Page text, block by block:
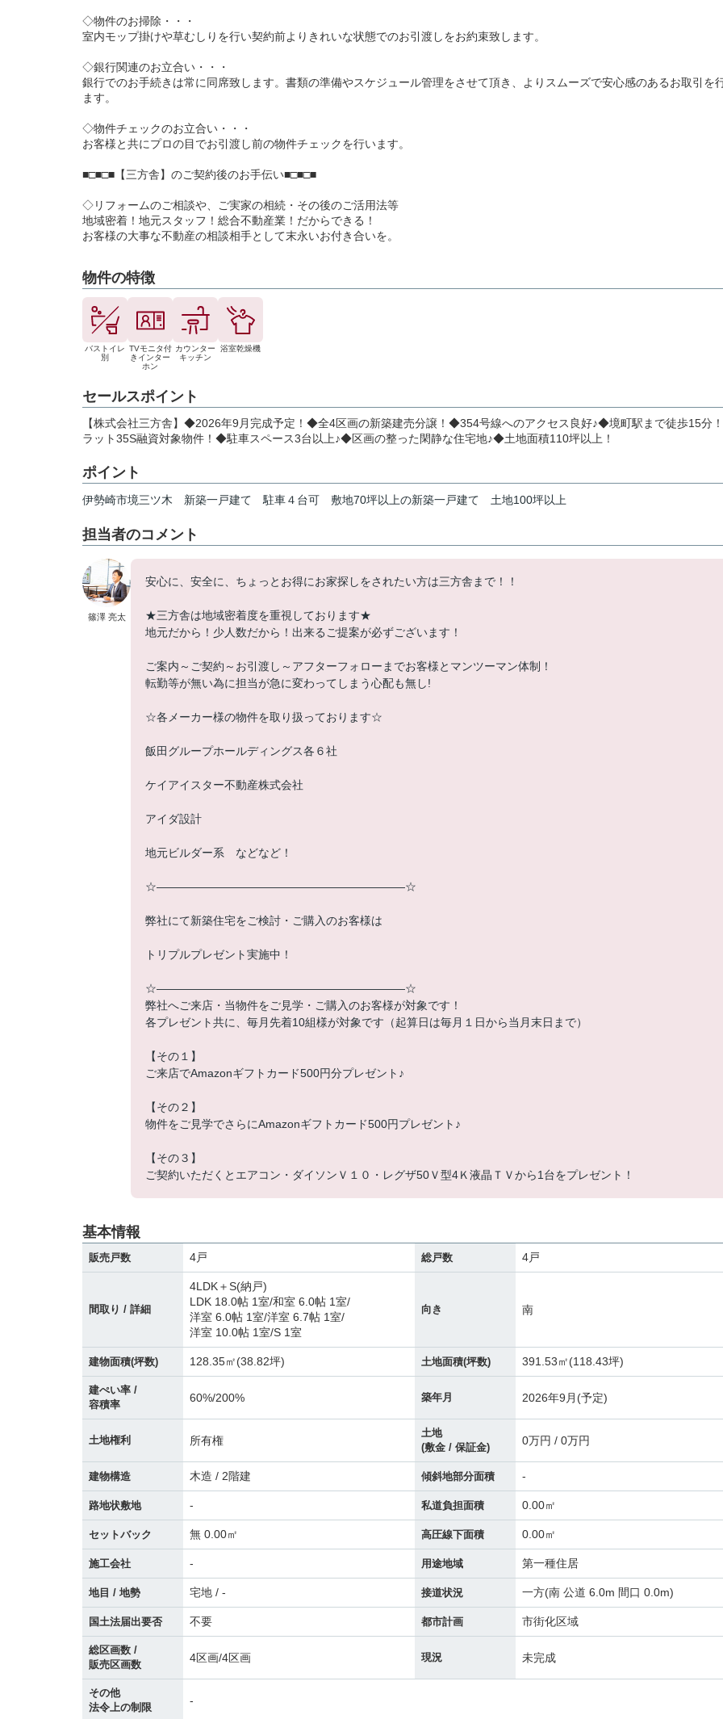
◇物件のお掃除・・・
室内モップ掛けや草むしりを行い契約前よりきれいな状態でのお引渡しをお約束致します。
◇銀行関連のお立合い・・・
銀行でのお手続きは常に同席致します。書類の準備やスケジュール管理をさせて頂き、よりスムーズで安心感のあるお取引を
ます。
◇物件チェックのお立合い・・・
お客様と共にプロの目でお引渡し前の物件チェックを行います。
■□■□■【三方舎】のご契約後のお手伝い■□■□■
◇リフォームのご相談や、ご実家の相続・その後のご活用法等
地域密着！地元スタッフ！総合不動産業！だからできる！
お客様の大事な不動産の相談相手として末永いお付き合いを。
物件の特徴
バストイレ
別
TVモニタ付
きインター
ホン
カウンター
キッチン
浴室乾燥機
セールスポイント
【株式会社三方舎】◆2026年9月完成予定！◆全4区画の新築建売分譲！◆354号線へのアクセス良好♪◆境町駅まで徒歩15分
ラット35S融資対象物件！◆駐車スペース3台以上♪◆区画の整った閑静な住宅地♪◆土地面積110坪以上！
ポイント
伊勢崎市境三ツ木 新築一戸建て 駐車４台可 敷地70坪以上の新築一戸建て 土地100坪以上
担当者のコメント
篠澤 亮太
安心に、安全に、ちょっとお得にお家探しをされたい方は三方舎まで！！
★三方舎は地域密着度を重視しております★
地元だから！少人数だから！出来るご提案が必ずございます！
ご案内～ご契約～お引渡し～アフターフォローまでお客様とマンツーマン体制！
転勤等が無い為に担当が急に変わってしまう心配も無し!
☆各メーカー様の物件を取り扱っております☆
飯田グループホールディングス各６社
ケイアイスター不動産株式会社
アイダ設計
地元ビルダー系 などなど！
☆――――――――――――――――――――――☆
弊社にて新築住宅をご検討・ご購入のお客様は
トリプルプレゼント実施中！
☆――――――――――――――――――――――☆
弊社へご来店・当物件をご見学・ご購入のお客様が対象です！
各プレゼント共に、毎月先着10組様が対象です（起算日は毎月１日から当月末日まで）
【その１】
ご来店でAmazonギフトカード500円分プレゼント♪
【その２】
物件をご見学でさらにAmazonギフトカード500円プレゼント♪
【その３】
ご契約いただくとエアコン・ダイソンＶ１０・レグザ50Ｖ型4Ｋ液晶ＴＶから1台をプレゼント！
基本情報
販売戸数 4戸 総戸数 4戸
間取り / 詳細
4LDK＋S(納戸)
LDK 18.0帖 1室/和室 6.0帖 1室/
洋室 6.0帖 1室/洋室 6.7帖 1室/
洋室 10.0帖 1室/S 1室
向き 南
建物面積(坪数) 128.35㎡(38.82坪) 土地面積(坪数) 391.53㎡(118.43坪)
建ぺい率 /
容積率
60%/200% 築年月 2026年9月(予定)
土地権利 所有権
土地
(敷金 / 保証金)
0万円 / 0万円
建物構造 木造 / 2階建 傾斜地部分面積 -
路地状敷地 - 私道負担面積 0.00㎡
セットバック 無 0.00㎡ 高圧線下面積 0.00㎡
施工会社 - 用途地域 第一種住居
地目 / 地勢 宅地 / - 接道状況 一方(南 公道 6.0m 間口 0.0m)
国土法届出要否 不要 都市計画 市街化区域
総区画数 /
販売区画数
4区画/4区画 現況 未完成
その他
法令上の制限
-